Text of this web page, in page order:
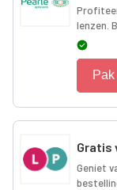
lenzen.
Gratis
Geniet